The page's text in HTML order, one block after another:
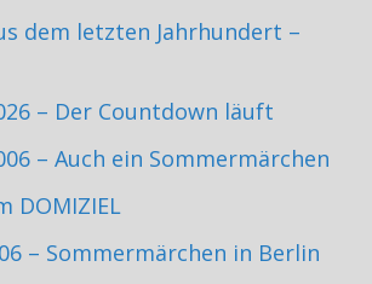
dem letzten Jahrhundert –
– Der Countdown läuft
– Auch ein Sommermärchen
DOMIZIEL
– Sommermärchen in Berlin